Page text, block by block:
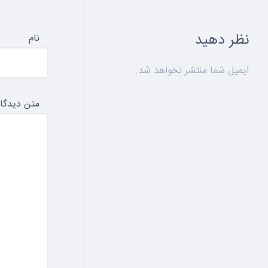
نظر دهید
ایمیل شما منتشر نخواهد شد.
نام
متن